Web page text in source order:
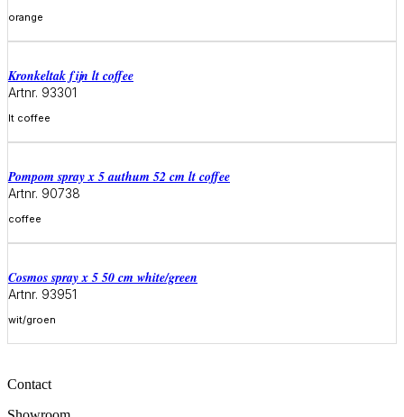
orange
Meer informatie
kronkeltak fijn lt coffee
Artnr. 93301
lt coffee
pompom spray x 5 authum 52 cm lt coffee
Artnr. 90738
coffee
cosmos spray x 5 50 cm white/green
Artnr. 93951
wit/groen
Meer informatie
Contact